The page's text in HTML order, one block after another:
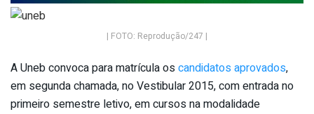
| FOTO: Reprodução/247 |
A Uneb convoca para matrícula oscandidatos aprovados,
em segunda chamada, no Vestibular 2015, com entrada no
primeiro semestre letivo, em cursos na modalidade